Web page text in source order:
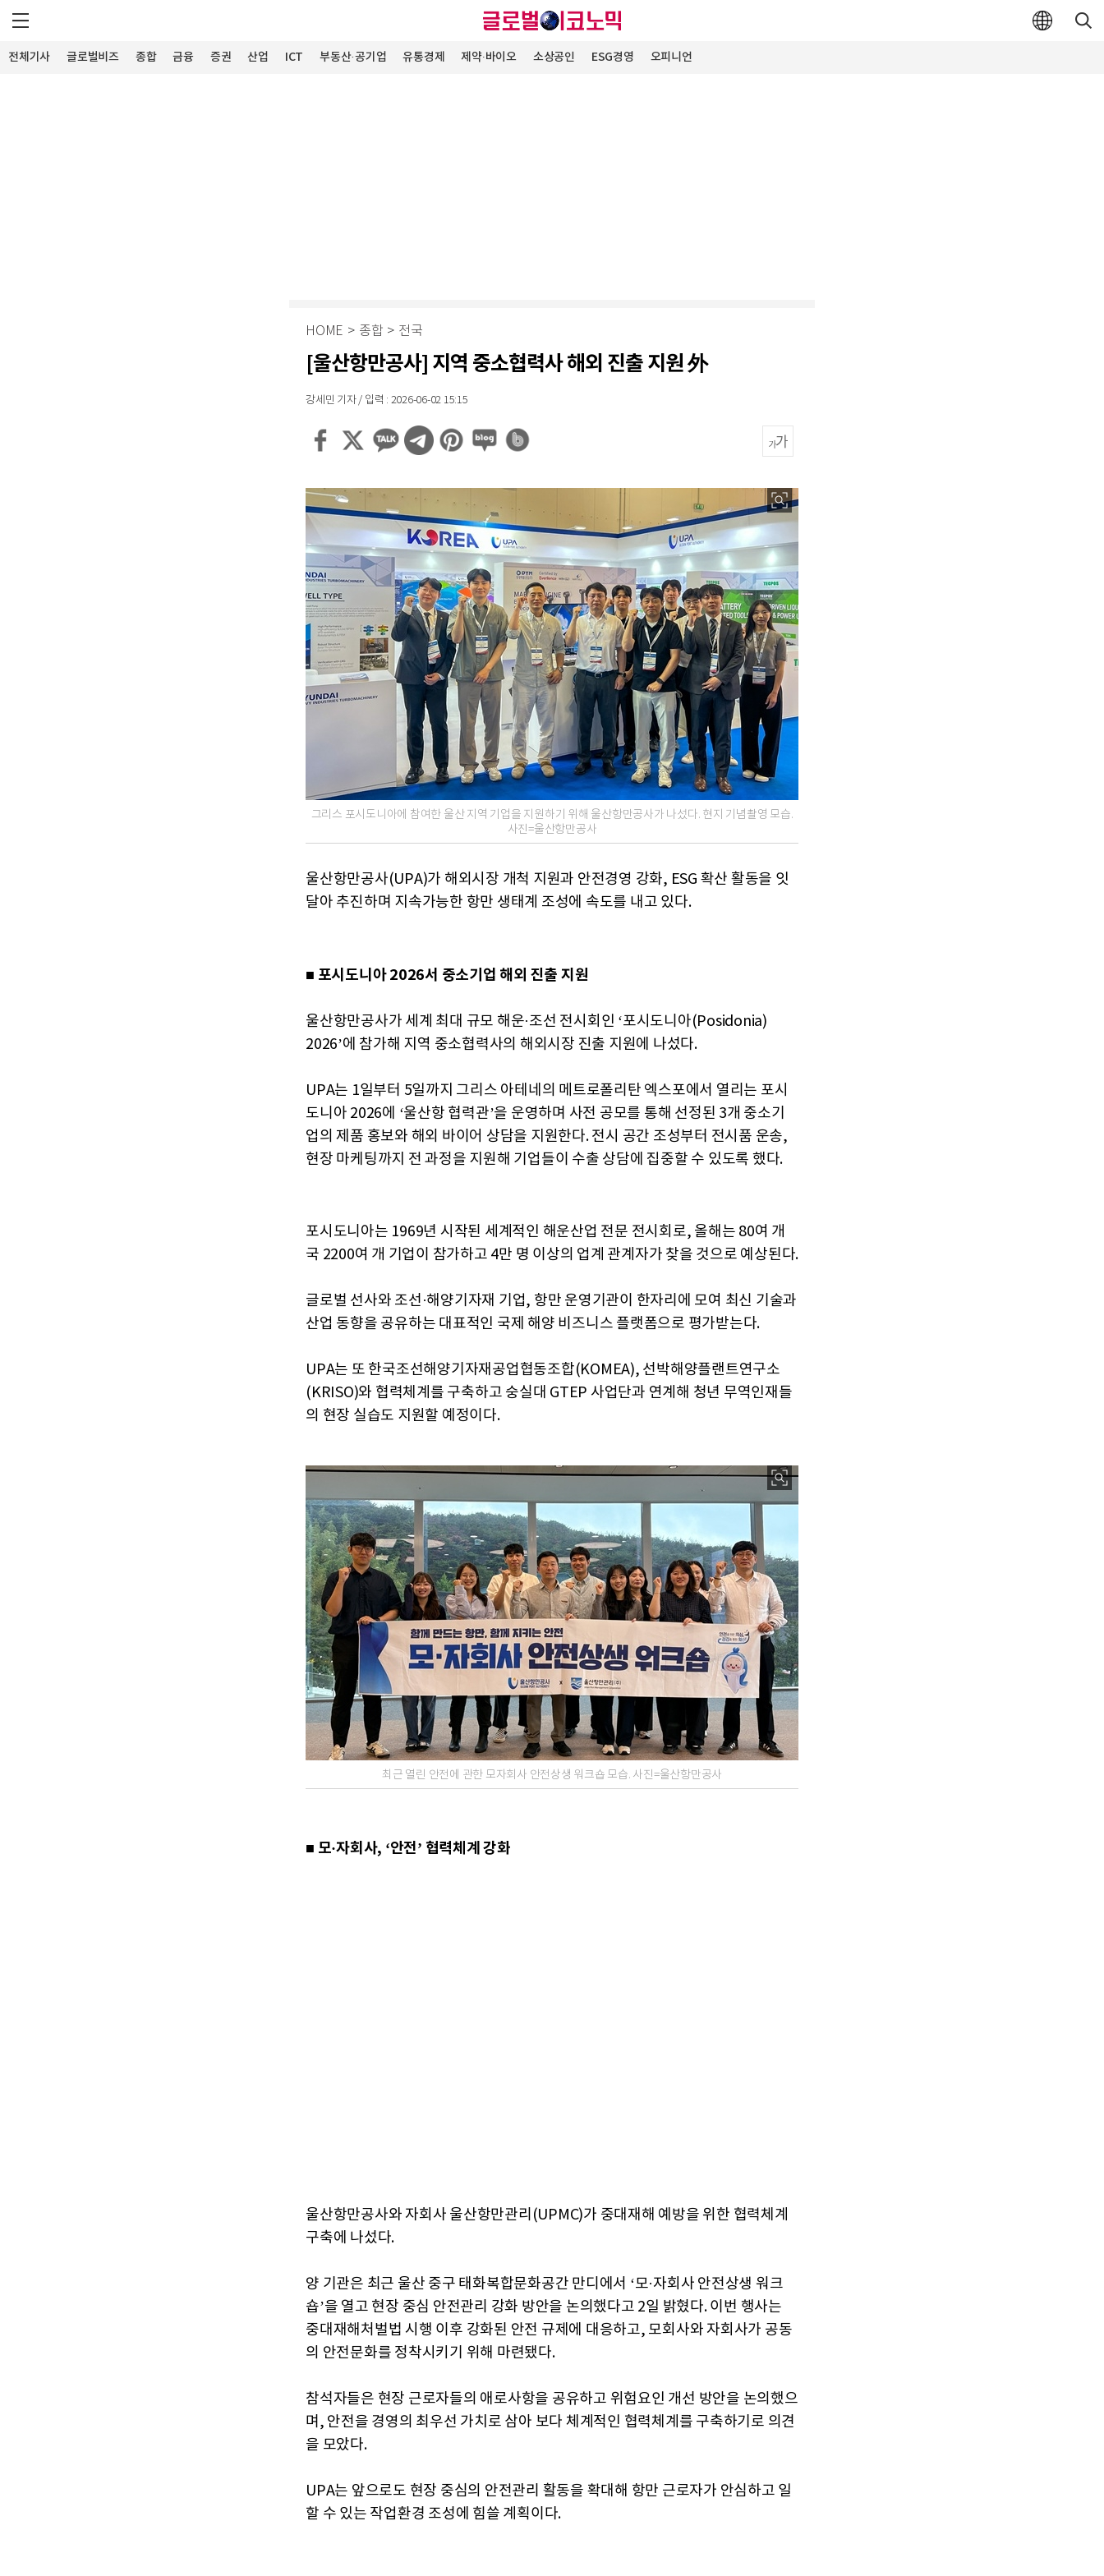
전체기사 글로벌비즈 종합 금융 증권 산업 ICT 부동산·공기업 유통경제 제약∙바이오 소상공인 ESG경영 오피니언
HOME > 종합 > 전국
[울산항만공사] 지역 중소협력사 해외 진출 지원 外
강세민 기자 / 입력 : 2026-06-02 15:15
그리스 포시도니아에 참여한 울산 지역 기업을 지원하기 위해 울산항만공사가 나섰다. 현지 기념촬영 모습.
사진=울산항만공사
울산항만공사(UPA)가 해외시장 개척 지원과 안전경영 강화, ESG 확산 활동을 잇
달아 추진하며 지속가능한 항만 생태계 조성에 속도를 내고 있다.
■ 포시도니아 2026서 중소기업 해외 진출 지원
울산항만공사가 세계 최대 규모 해운·조선 전시회인 ‘포시도니아(Posidonia)
2026’에 참가해 지역 중소협력사의 해외시장 진출 지원에 나섰다.
UPA는 1일부터 5일까지 그리스 아테네의 메트로폴리탄 엑스포에서 열리는 포시
도니아 2026에 ‘울산항 협력관’을 운영하며 사전 공모를 통해 선정된 3개 중소기
업의 제품 홍보와 해외 바이어 상담을 지원한다. 전시 공간 조성부터 전시품 운송,
현장 마케팅까지 전 과정을 지원해 기업들이 수출 상담에 집중할 수 있도록 했다.
포시도니아는 1969년 시작된 세계적인 해운산업 전문 전시회로, 올해는 80여 개
국 2200여 개 기업이 참가하고 4만 명 이상의 업계 관계자가 찾을 것으로 예상된다.
글로벌 선사와 조선·해양기자재 기업, 항만 운영기관이 한자리에 모여 최신 기술과
산업 동향을 공유하는 대표적인 국제 해양 비즈니스 플랫폼으로 평가받는다.
UPA는 또 한국조선해양기자재공업협동조합(KOMEA), 선박해양플랜트연구소
(KRISO)와 협력체계를 구축하고 숭실대 GTEP 사업단과 연계해 청년 무역인재들
의 현장 실습도 지원할 예정이다.
최근 열린 안전에 관한 모자회사 안전상생 워크숍 모습. 사진=울산항만공사
■ 모·자회사, ‘안전’ 협력체계 강화
울산항만공사와 자회사 울산항만관리(UPMC)가 중대재해 예방을 위한 협력체계
구축에 나섰다.
양 기관은 최근 울산 중구 태화복합문화공간 만디에서 ‘모·자회사 안전상생 워크
숍’을 열고 현장 중심 안전관리 강화 방안을 논의했다고 2일 밝혔다. 이번 행사는
중대재해처벌법 시행 이후 강화된 안전 규제에 대응하고, 모회사와 자회사가 공동
의 안전문화를 정착시키기 위해 마련됐다.
참석자들은 현장 근로자들의 애로사항을 공유하고 위험요인 개선 방안을 논의했으
며, 안전을 경영의 최우선 가치로 삼아 보다 체계적인 협력체계를 구축하기로 의견
을 모았다.
UPA는 앞으로도 현장 중심의 안전관리 활동을 확대해 항만 근로자가 안심하고 일
할 수 있는 작업환경 조성에 힘쓸 계획이다.